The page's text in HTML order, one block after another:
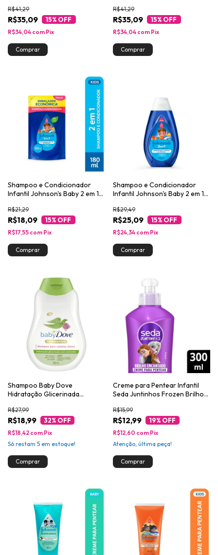
R$35,09
R$41,29
15% OFF
R$34,04 com Pix
R$35,09
R$41,29
15% OFF
R$34,04 com Pix
Shampoo e Condicionador
Infantil Johnson's Baby 2 em 1
R$18,09
R$21,29
15% OFF
R$17,55 com Pix
Shampoo e Condicionador
Infantil Johnson's Baby 2 em 1
R$25,09
R$29,49
15% OFF
R$24,34 com Pix
Shampoo Baby Dove
Hidratação Glicerinada
R$18,99
R$27,99
32% OFF
R$18,42 com Pix
Só restam 5 em estoque!
Creme para Pentear Infantil
Seda Juntinhos Frozen Brilho
R$12,99
R$15,99
19% OFF
R$12,60 com Pix
Atenção, última peça!